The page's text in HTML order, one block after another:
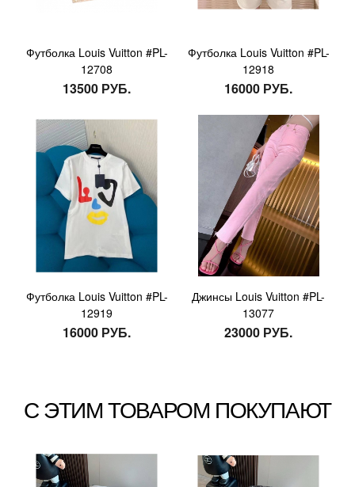
Футболка Louis Vuitton #PL-
12708
13500 РУБ.
Футболка Louis Vuitton #PL-
12918
16000 РУБ.
Футболка Louis Vuitton #PL-
12919
16000 РУБ.
Джинсы Louis Vuitton #PL-
13077
23000 РУБ.
С ЭТИМ ТОВАРОМ ПОКУПАЮТ